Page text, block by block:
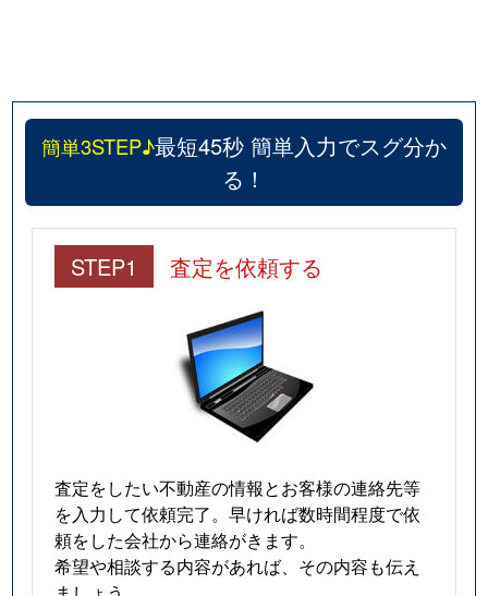
簡単3STEP♪最短45秒 簡単入力でスグ分か
る！
STEP1 査定を依頼する
査定をしたい不動産の情報とお客様の連絡先等
を入力して依頼完了。早ければ数時間程度で依
頼をした会社から連絡がきます。
希望や相談する内容があれば、その内容も伝え